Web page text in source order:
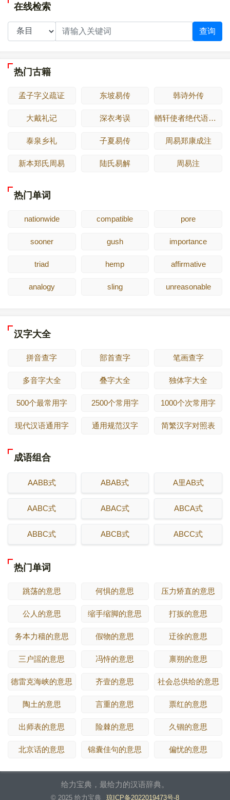
在线检索
查询
热门古籍
孟子字义疏证 东坡易传 韩诗外传
大戴礼记 深衣考误 輶轩使者绝代语释别国方言
泰泉乡礼 子夏易传 周易郑康成注
新本郑氏周易 陆氏易解 周易注
热门单词
nationwide compatible pore
sooner gush importance
triad hemp affirmative
analogy sling unreasonable
汉字大全
拼音查字 部首查字 笔画查字
多音字大全 叠字大全 独体字大全
500个最常用字 2500个常用字 1000个次常用字
现代汉语通用字 通用规范汉字 简繁汉字对照表
成语组合
AABB式 ABAB式 A里AB式
AABC式 ABAC式 ABCA式
ABBC式 ABCB式 ABCC式
热门单词
跳荡的意思 何惧的意思 压力矫直的意思
公人的意思 缩手缩脚的意思 打扳的意思
务本力穑的意思 假物的意思 迂徐的意思
三户謡的意思 冯恃的意思 禀朔的意思
德雷克海峡的意思 齐壹的意思 社会总供给的意思
陶土的意思 言重的意思 票红的意思
出师表的意思 险棘的意思 久锢的意思
北京话的意思 锦囊佳句的意思 偏忧的意思
给力宝典，最给力的汉语辞典。
© 2025 给力宝典 琼ICP备2022019473号-8